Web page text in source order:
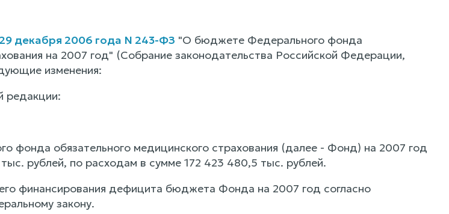
декабря 2006 года N 243-ФЗ "О бюджете Федерального фонда
на 2007 год" (Собрание законодательства Российской Федерации,
изменения:
редакции:
фонда обязательного медицинского страхования (далее - Фонд) на 2007 год
рублей, по расходам в сумме 172 423 480,5 тыс. рублей.
финансирования дефицита бюджета Фонда на 2007 год согласно
закону.